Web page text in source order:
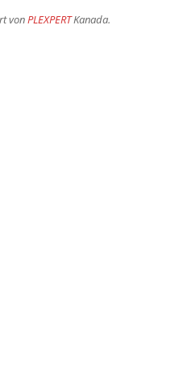
vonPLEXPERTKanada.